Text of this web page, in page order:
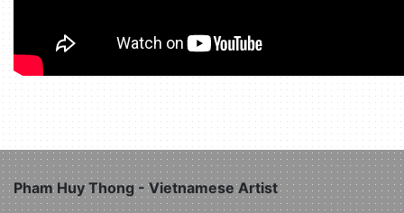
Pham Huy Thong - Vietnamese Artist